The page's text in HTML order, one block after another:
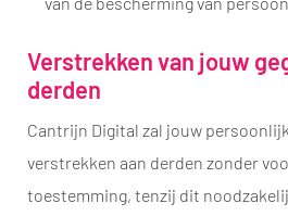
Verstrekken van jouw
derden
Cantrijn Digital zal jouw
verstrekken aan derden zonder
toestemming, tenzij dit